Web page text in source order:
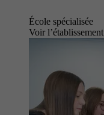
École spécialisée
Voir l’établissement